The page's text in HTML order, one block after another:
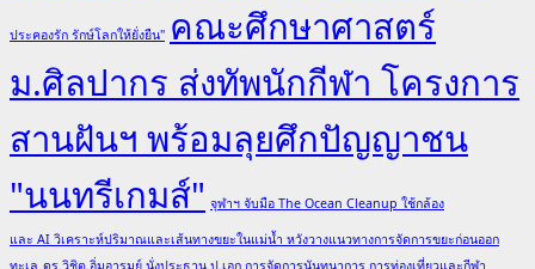
ประคองรัก รักษ์โลกให้ยั่งยืน" คณะศึกษาศาสตร์
ม.ศิลปากร ส่งทัพนักกีฬา โครงการ
สานฝันฯ พร้อมลุยศึกปัญญาชน
"นนทรีเกมส์" จุฬาฯ จับมือ The Ocean Cleanup ใช้กล้อง
และ AI วิเคราะห์ปริมาณและเส้นทางขยะในแม่น้ำ หวังวางแนวทางการจัดการขยะก่อนออก
ทะเล ดร.วิชิต อิ่มอารมย์ นั่งประธาน ป.เอก การจัดการนันทนาการ การท่องเที่ยวและกีฬา